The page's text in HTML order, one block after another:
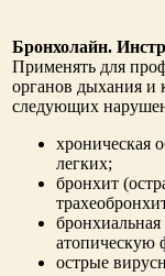
Бронхолайн.
Применять для
органов дыхания и
следующих
хроническая
легких;
бронхит
атопическую
острые